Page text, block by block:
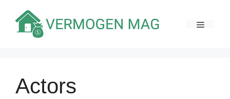
Inhalt
springen
Actors